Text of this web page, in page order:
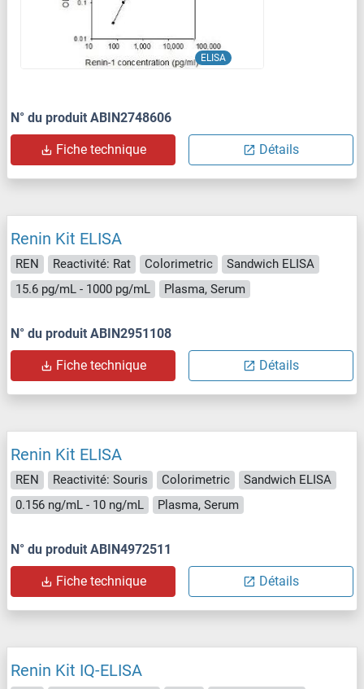
ELISA
N° du produit ABIN2748606
Fiche technique Détails
Renin Kit ELISA
REN Reactivité: Rat Colorimetric
Sandwich ELISA
15.6 pg/mL - 1000 pg/mL
Plasma, Serum
N° du produit ABIN2951108
Fiche technique Détails
Renin Kit ELISA
REN Reactivité: Souris Colorimetric
Sandwich ELISA
0.156 ng/mL - 10 ng/mL
Plasma, Serum
N° du produit ABIN4972511
Fiche technique Détails
Renin Kit IQ-ELISA